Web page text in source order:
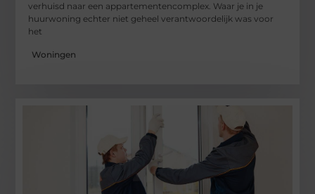
verhuisd naar een appartementencomplex. Waar je in je
huurwoning echter niet geheel verantwoordelijk was voor
het
Woningen